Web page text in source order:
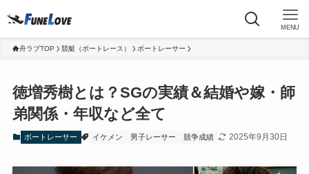
MENU
舟ラブTOP 競艇（ボートレース） ボートレーサー
徳増秀樹とは？SGの実績＆結婚や嫁・師
弟関係・年収など全て
ボートレーサー イケメン 男子レーサー 競争成績 2025年9月30日